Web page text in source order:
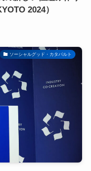
2024）
ソーシャルグッド・カタパルト